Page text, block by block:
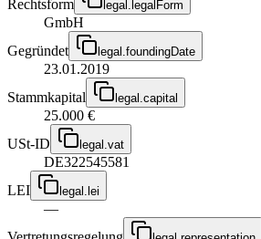
Rechtsform
legal.legalForm
GmbH
Gegründet
legal.foundingDate
23.01.2019
Stammkapital
legal.capital
25.000 €
USt-ID
legal.vat
DE322545581
LEI
legal.lei
—